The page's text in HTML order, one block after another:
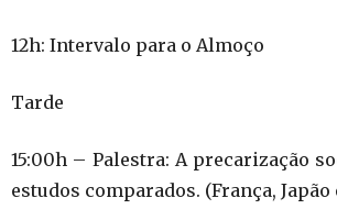
12h: Intervalo para o Almoço
Tarde
15:00h – Palestra: A precarização
estudos comparados. (França, Japão